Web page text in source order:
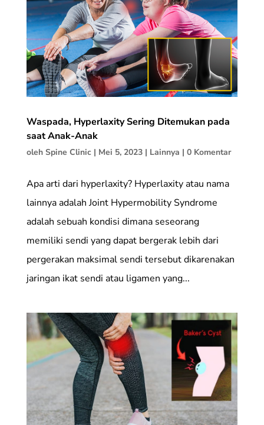
Waspada, Hyperlaxity Sering Ditemukan pada
saat Anak-Anak
oleh Spine Clinic| Mei 5, 2023| Lainnya | 0 Komentar
Apa arti dari hyperlaxity? Hyperlaxity atau nama
lainnya adalah Joint Hypermobility Syndrome
adalah sebuah kondisi dimana seseorang
memiliki sendi yang dapat bergerak lebih dari
pergerakan maksimal sendi tersebut dikarenakan
jaringan ikat sendi atau ligamen yang...